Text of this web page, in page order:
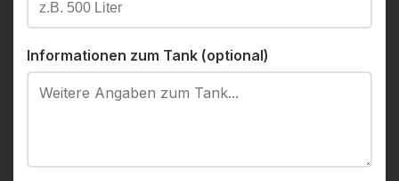
Informationen zum Tank (optional)